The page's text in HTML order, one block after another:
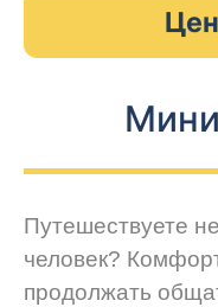
Путешествуете
человек?
продолжать